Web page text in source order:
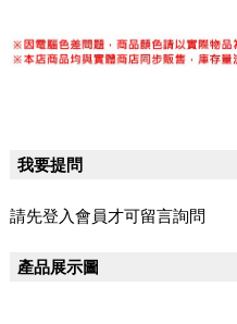
我要提問
請先登入會員才可留言詢問
產品展示圖